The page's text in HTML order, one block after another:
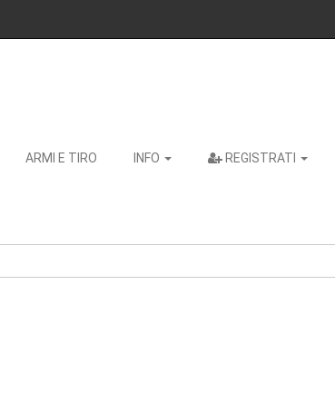
ARMI E TIRO INFO REGISTRATI